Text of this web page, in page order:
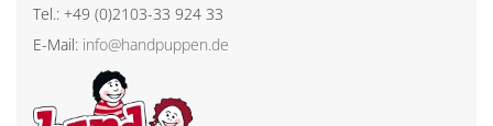
Tel.: +49 (0)2103-33 924 33
E-Mail: info@handpuppen.de